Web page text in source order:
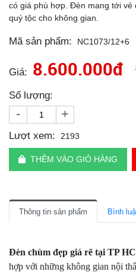
có giá phù hợp. Đèn mang tới vẻ
quý tộc cho không gian.
Mã sản phẩm: NC1073/12+6
Giá: 8.600.000đ
Số lượng:
- +
Lượt xem: 2193
THÊM VÀO GIỎ HÀNG
Thông tin sản phẩm Bình
Đèn chùm đẹp giá rẽ tại TP
hợp với những không gian nội